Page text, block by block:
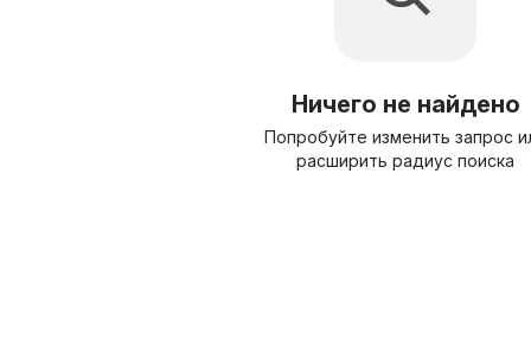
Ничего не найдено
Попробуйте изменить запрос
расширить радиус поиска